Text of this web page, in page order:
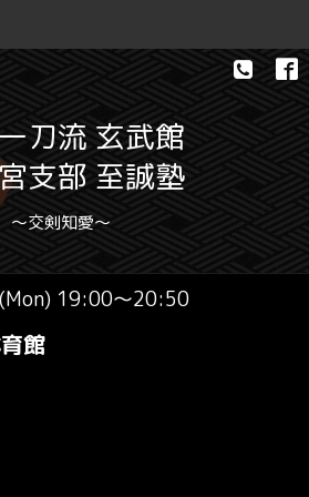
刀流 玄武館
支部 至誠塾
〜交剣知愛〜
19:00～20:50
館